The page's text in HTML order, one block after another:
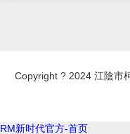
Copyright ? 2024 江陰市
RM新时代官方-首页